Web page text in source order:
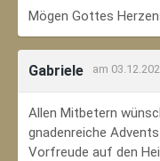
Mögen Gottes
Gabriele am
Allen Mitbetern
gnadenreiche
Vorfreude auf den